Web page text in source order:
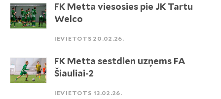
FK Metta viesosies pie JK Tartu
Welco
IEVIETOTS 20.02.26.
FK Metta sestdien uzņems FA
Šiauliai-2
IEVIETOTS 13.02.26.